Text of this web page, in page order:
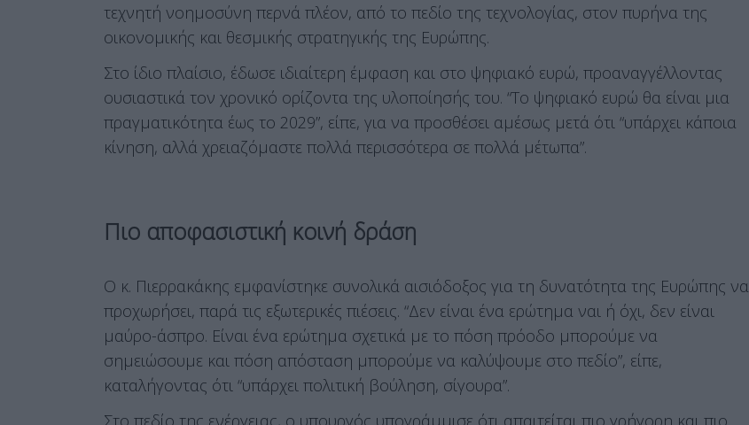
τεχνητή νοημοσύνη περνά πλέον, από το πεδίο της τεχνολογίας, στον πυρήνα της
οικονομικής και θεσμικής στρατηγικής της Ευρώπης.
Στο ίδιο πλαίσιο, έδωσε ιδιαίτερη έμφαση και στο ψηφιακό ευρώ, προαναγγέλλοντας
ουσιαστικά τον χρονικό ορίζοντα της υλοποίησής του. “Το ψηφιακό ευρώ θα είναι μια
πραγματικότητα έως το 2029”, είπε, για να προσθέσει αμέσως μετά ότι “υπάρχει κάποια
κίνηση, αλλά χρειαζόμαστε πολλά περισσότερα σε πολλά μέτωπα”.
Πιο αποφασιστική κοινή δράση
Ο κ. Πιερρακάκης εμφανίστηκε συνολικά αισιόδοξος για τη δυνατότητα της Ευρώπης να
προχωρήσει, παρά τις εξωτερικές πιέσεις. “Δεν είναι ένα ερώτημα ναι ή όχι, δεν είναι
μαύρο-άσπρο. Είναι ένα ερώτημα σχετικά με το πόση πρόοδο μπορούμε να
σημειώσουμε και πόση απόσταση μπορούμε να καλύψουμε στο πεδίο”, είπε,
καταλήγοντας ότι “υπάρχει πολιτική βούληση, σίγουρα”.
Στο πεδίο της ενέργειας, ο υπουργός υπογράμμισε ότι απαιτείται πιο γρήγορη και πιο